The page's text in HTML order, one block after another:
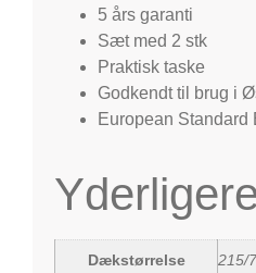
5 års garanti
Sæt med 2 stk
Praktisk taske
Godkendt til brug i
European Standard
Dækstørrelse 215/